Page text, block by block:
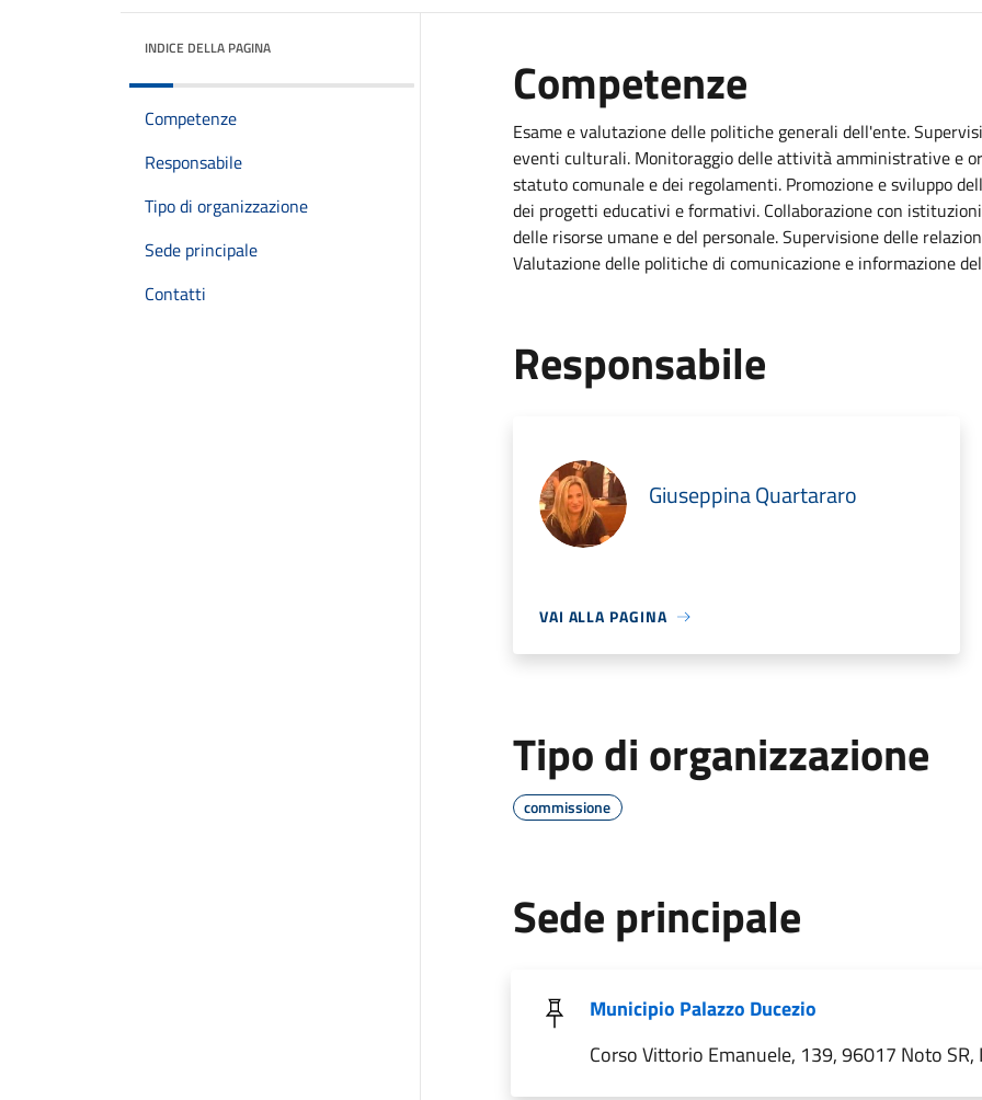
INDICE DELLA PAGINA
Competenze
Responsabile
Tipo di organizzazione
Sede principale
Contatti
Competenze
Esame e valutazione delle politiche generali dell'ente.
eventi culturali. Monitoraggio delle attività amministrative e
statuto comunale e dei regolamenti. Promozione e sviluppo
dei progetti educativi e formativi. Collaborazione con
delle risorse umane e del personale. Supervisione delle
Valutazione delle politiche di comunicazione e informazione
Responsabile
Giuseppina Quartararo
VAI ALLA PAGINA
Tipo di organizzazione
commissione
Sede principale
Municipio Palazzo Ducezio
Corso Vittorio Emanuele, 139, 96017 Noto SR,